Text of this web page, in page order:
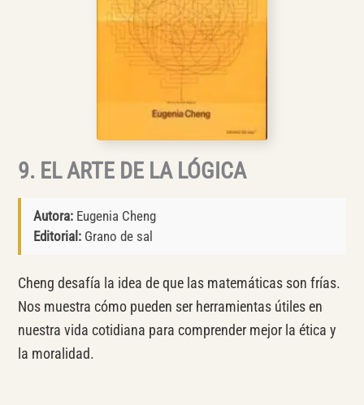
9. EL ARTE DE LA LÓGICA
Autora:Eugenia Cheng
Editorial:Grano de sal
Cheng desafía la idea de que las matemáticas son frías.
Nos muestra cómo pueden ser herramientas útiles en
nuestra vida cotidiana para comprender mejor la ética y
la moralidad.